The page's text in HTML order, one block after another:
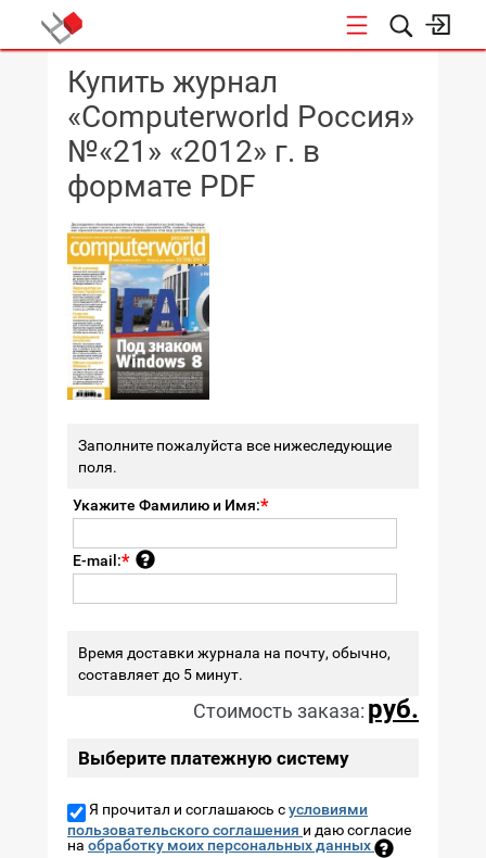
КОНФЕРЕНЦИИ
Купить журнал
«Computerworld Россия»
№«21» «2012» г. в
формате PDF
Заполните пожалуйста все нижеследующие
поля.
Укажите Фамилию и Имя:
E-mail:
Время доставки журнала на почту, обычно,
составляет до 5 минут.
Стоимость заказа: руб.
Выберите платежную систему
Я прочитал и соглашаюсь сусловиями
пользовательского соглашения и даю согласие
на обработку моих персональных данных